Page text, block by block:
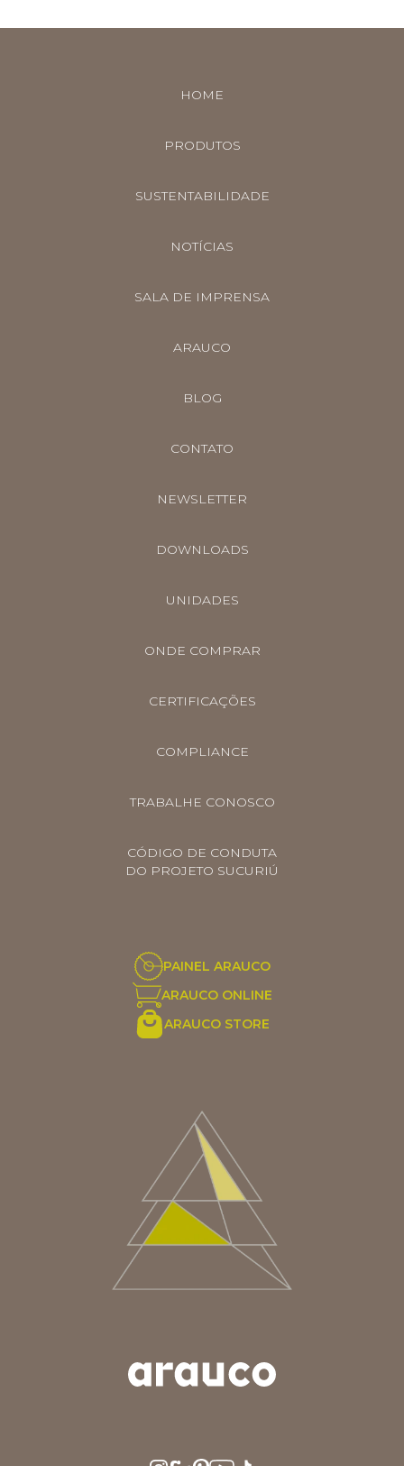
AUS/NZ
HOME
PRODUTOS
SUSTENTABILIDADE
NOTÍCIAS
SALA DE IMPRENSA
ARAUCO
BLOG
CONTATO
NEWSLETTER
DOWNLOADS
UNIDADES
ONDE COMPRAR
CERTIFICAÇÕES
COMPLIANCE
TRABALHE CONOSCO
CÓDIGO DE CONDUTA
DO PROJETO SUCURIÚ
PAINEL ARAUCO
ARAUCO ONLINE
ARAUCO STORE